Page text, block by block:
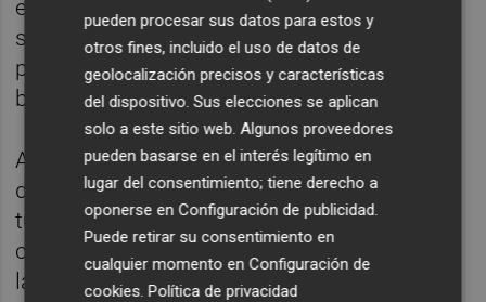
estos meses se ha derribado la valla que
separaba la Marina de la extensa playa y el
paseo, y realizado la apertura frontal de las
bases norte a la dársena.
Además se han implantado nuevas paradas
de taxi y de alquiler de bicicletas, el tren
turístico en el recinto y, en verano, una
conexión de transporte entre la Ciudad de
las Artes y las Ciencias y la dársena.
pueden procesar sus datos para estos y
otros fines, incluido el uso de datos de
geolocalización precisos y características
del dispositivo. Sus elecciones se aplican
solo a este sitio web. Algunos proveedores
pueden basarse en el interés legítimo en
lugar del consentimiento; tiene derecho a
oponerse enConfiguración de publicidad.
Puede retirar su consentimiento en
cualquier momento enConfiguración de
cookies.Política de privacidad